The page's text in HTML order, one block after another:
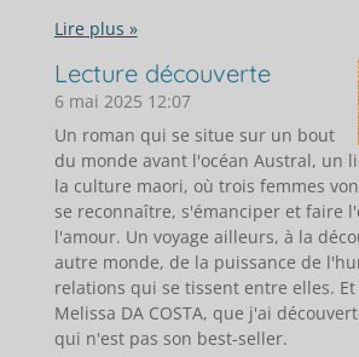
Lire plus »
Lecture découverte
6 mai 2025 12:07
Un roman qui se situe sur un bout
du monde avant l'océan Austral, un
la culture maori, où trois femmes
se reconnaître, s'émanciper et faire
l'amour. Un voyage ailleurs, à la
autre monde, de la puissance de
relations qui se tissent entre elles.
Melissa DA COSTA, que j'ai
qui n'est pas son best-seller.